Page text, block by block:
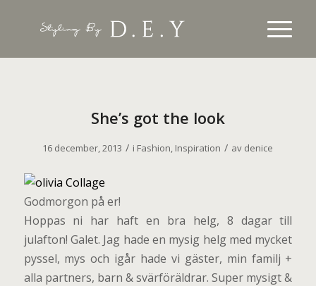
She’s got the look
16 december, 2013 / i Fashion, Inspiration / av denice
Godmorgon på er!
Hoppas ni har haft en bra helg, 8 dagar till
julafton! Galet. Jag hade en mysig helg med mycket
pyssel, mys och igår hade vi gäster, min familj +
alla partners, barn & svärföräldrar. Super mysigt &